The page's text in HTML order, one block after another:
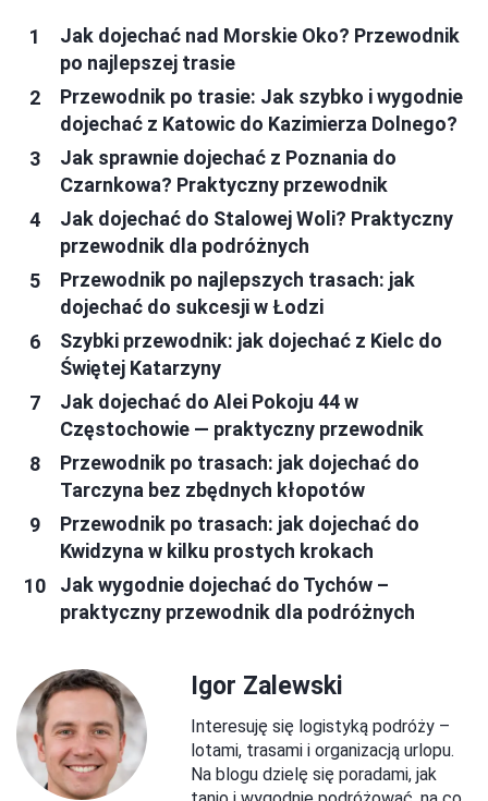
Jak dojechać nad Morskie Oko? Przewodnik
po najlepszej trasie
Przewodnik po trasie: Jak szybko i wygodnie
dojechać z Katowic do Kazimierza Dolnego?
Jak sprawnie dojechać z Poznania do
Czarnkowa? Praktyczny przewodnik
Jak dojechać do Stalowej Woli? Praktyczny
przewodnik dla podróżnych
Przewodnik po najlepszych trasach: jak
dojechać do sukcesji w Łodzi
Szybki przewodnik: jak dojechać z Kielc do
Świętej Katarzyny
Jak dojechać do Alei Pokoju 44 w
Częstochowie — praktyczny przewodnik
Przewodnik po trasach: jak dojechać do
Tarczyna bez zbędnych kłopotów
Przewodnik po trasach: jak dojechać do
Kwidzyna w kilku prostych krokach
Jak wygodnie dojechać do Tychów –
praktyczny przewodnik dla podróżnych
Igor Zalewski
Interesuję się logistyką podróży –
lotami, trasami i organizacją urlopu.
Na blogu dzielę się poradami, jak